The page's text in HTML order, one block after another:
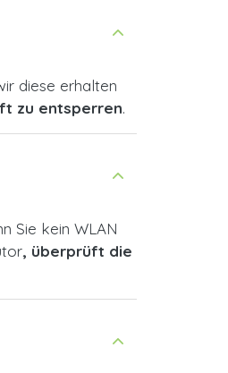
diese erhalten
zu entsperren.
Sie kein WLAN
, überprüft die